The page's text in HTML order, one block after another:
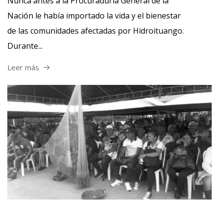
Nación le había importado la vida y el bienestar
de las comunidades afectadas por Hidroituango.
Durante...
Leer más